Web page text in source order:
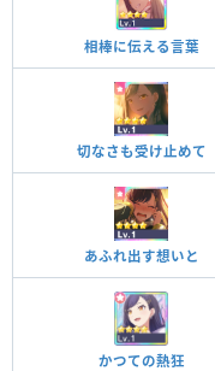
相棒に伝える言葉
切なさも受け止めて
あふれ出す想いと
かつての熱狂